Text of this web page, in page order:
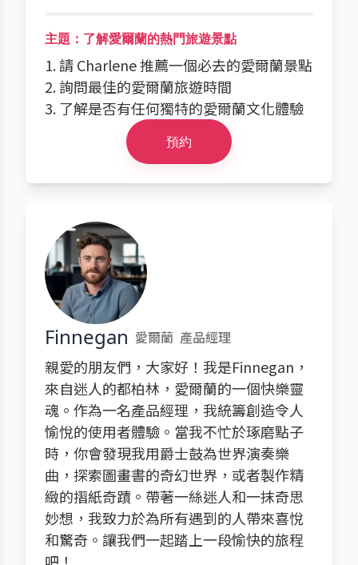
主題：了解愛爾蘭的熱門旅遊景點
1. 請 Charlene 推薦一個必去的愛爾蘭景點
2. 詢問最佳的愛爾蘭旅遊時間
3. 了解是否有任何獨特的愛爾蘭文化體驗
預約
Finnegan 愛爾蘭 產品經理
親愛的朋友們，大家好！我是Finnegan，
來自迷人的都柏林，愛爾蘭的一個快樂靈
魂。作為一名產品經理，我統籌創造令人
愉悅的使用者體驗。當我不忙於琢磨點子
時，你會發現我用爵士鼓為世界演奏樂
曲，探索圖畫書的奇幻世界，或者製作精
緻的摺紙奇蹟。帶著一絲迷人和一抹奇思
妙想，我致力於為所有遇到的人帶來喜悅
和驚奇。讓我們一起踏上一段愉快的旅程